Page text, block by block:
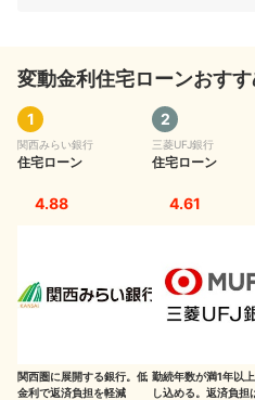
住宅ローンは65歳までに完済するの
年齢の高い人が住宅ローンを検討す
年齢が上がると団体信用生命保険
定年後に無理なく返済できるかも
住宅ローンを借り換えできるのは
変動金利住宅ローンおす
1
関西みらい銀行
住宅ローン
4.88
関西圏に展開する銀行。低
金利で返済負担を軽減
2
三菱UFJ銀行
住宅ローン
4.61
勤続年数が満1年以
し込める。返済負担